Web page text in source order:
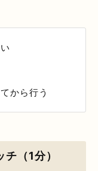
から行う
（1分）